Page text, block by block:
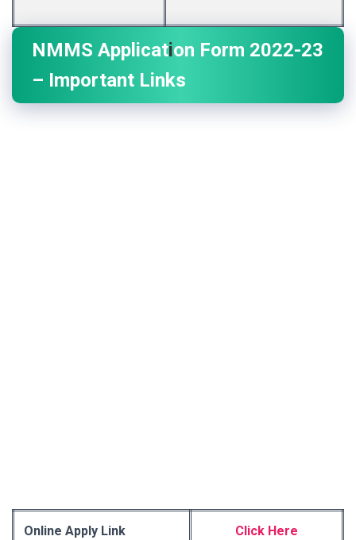
NMMS Application Form 2022-23
– Important Links
Online Apply Link Click Here